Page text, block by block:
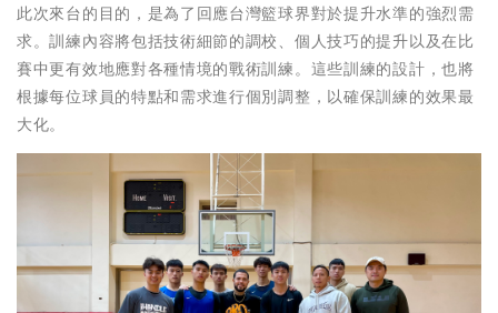
此次來台的目的，是為了回應台灣籃球界對於提升水準的強烈需
求。訓練內容將包括技術細節的調校、個人技巧的提升以及在比
賽中更有效地應對各種情境的戰術訓練。這些訓練的設計，也將
根據每位球員的特點和需求進行個別調整，以確保訓練的效果最
大化。